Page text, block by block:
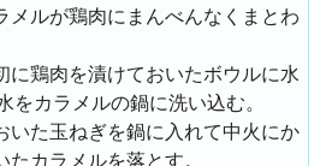
メルが鶏肉にまんべんなくまとわ
に鶏肉を漬けておいたボウルに水
をカラメルの鍋に洗い込む。
いた玉ねぎを鍋に入れて中火にか
カラメルを落とす。